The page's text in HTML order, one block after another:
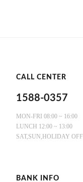
CALL CENTER
1588-0357
MON-FRI 08:00 ~ 16:00
LUNCH 12:00 ~ 13:00
SAT,SUN,HOLIDAY OFF
BANK INFO